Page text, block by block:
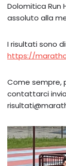
Dolomitica Run
assoluto alla
I risultati sono
https://
Come sempre,
contattarci